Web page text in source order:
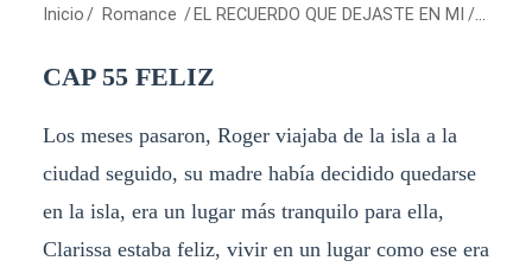
Inicio / Romance / EL RECUERDO QUE DEJASTE EN MI /
CAP 55 FELIZ
Los meses pasaron, Roger viajaba de la isla a la
ciudad seguido, su madre había decidido quedarse
en la isla, era un lugar más tranquilo para ella,
Clarissa estaba feliz, vivir en un lugar como ese era